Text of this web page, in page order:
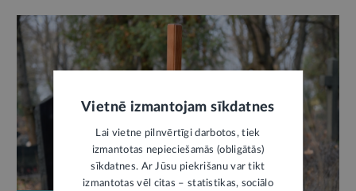
Vietnē izmantojam sīkdatnes
Lai vietne pilnvērtīgi darbotos, tiek
izmantotas nepieciešamās (obligātās)
sīkdatnes. Ar Jūsu piekrišanu var tikt
izmantotas vēl citas – statistikas, sociālo